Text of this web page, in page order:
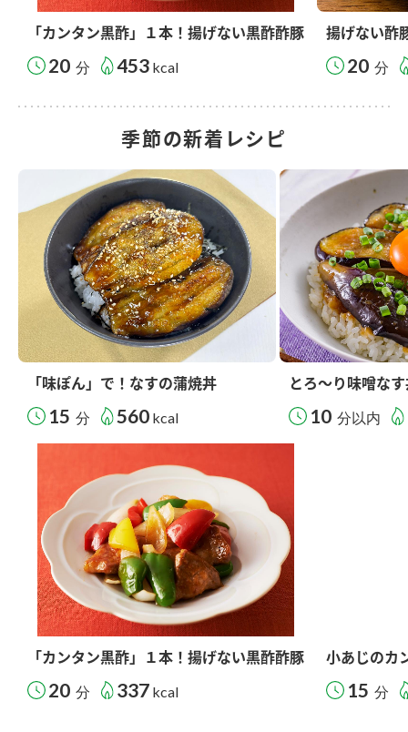
「カンタン黒酢」１本！揚げない黒酢酢豚
20 分 453 kcal
揚げない酢
20 分
季節の新着レシピ
「味ぽん」で！なすの蒲焼丼
15 分 560 kcal
とろ～り味噌な
10 分以内
「カンタン黒酢」１本！揚げない黒酢酢豚
20 分 337 kcal
小あじのカ
15 分